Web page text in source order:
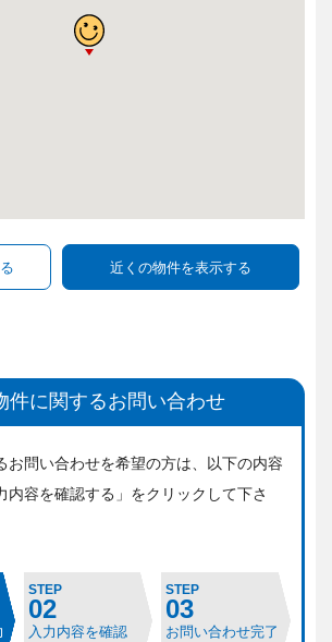
件に関するお問い合わせ
お問い合わせを希望の方は、 以下の内容
内容を確認する」をクリックして下さ
STEP
02
入力内容を確認
STEP
03
お問い合わせ完了